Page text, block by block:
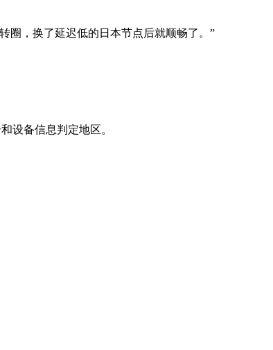
圈，换了延迟低的日本节点后就顺畅了。”
设备信息判定地区。